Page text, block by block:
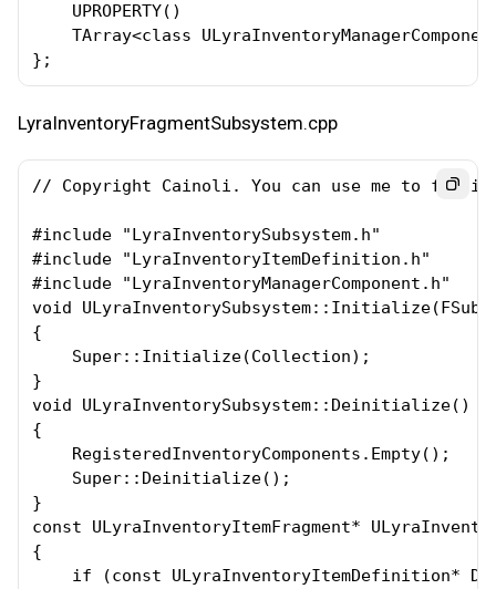
    UPROPERTY()
TArray<class
};
LyraInventoryFragmentSubsystem.cpp
// Copyright Cainoli. You can use me to
#include "LyraInventorySubsystem.h"
#include "LyraInventoryItemDefinition.h"
#include "LyraInventoryManagerComponent.h"
void
{
    Super::Initialize(Collection);
}
void ULyraInventorySubsystem::Deinitialize()
{
    RegisteredInventoryComponents.Empty();
    Super::Deinitialize();
}
const ULyraInventoryItemFragment*
{
if (const ULyraInventoryItemDefinition*